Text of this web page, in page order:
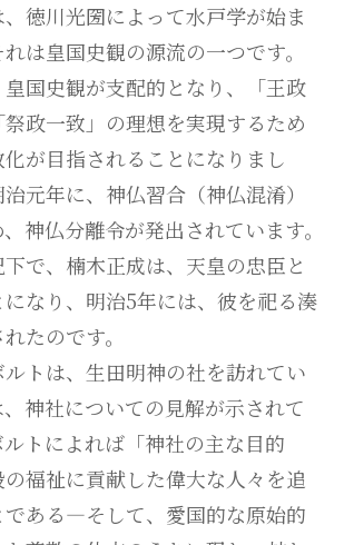
徳川光圀によって水戸学が始ま
は皇国史観の源流の一つです。
国史観が支配的となり、「王政
政一致」の理想を実現するため
が目指されることになりまし
元年に、神仏習合（神仏混淆）
神仏分離令が発出されています。
で、楠木正成は、天皇の忠臣と
なり、明治5年には、彼を祀る湊
たのです。
トは、生田明神の社を訪れてい
神社についての見解が示されて
トによれば「神社の主な目的
福祉に貢献した偉大な人々を追
ある―そして、愛国的な原始的